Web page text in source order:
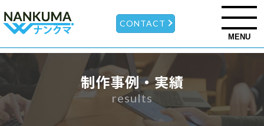
CONTACT
MENU
制作事例・実績
results